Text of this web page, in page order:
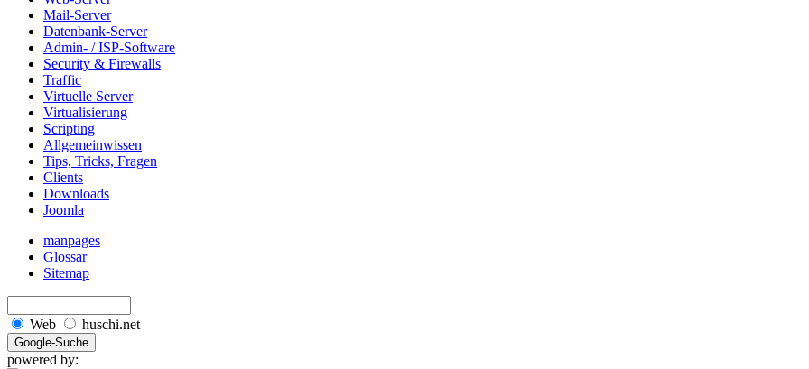
Mail-Server
Datenbank-Server
Admin- / ISP-Software
Security & Firewalls
Traffic
Virtuelle Server
Virtualisierung
Scripting
Allgemeinwissen
Tips, Tricks, Fragen
Clients
Downloads
Joomla
manpages
Glossar
Sitemap
Web huschi.net
powered by: